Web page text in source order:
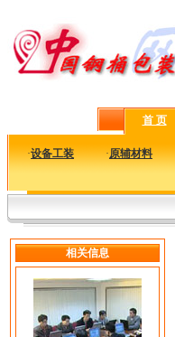
首 页
·设备工装 ·原辅材料
相关信息